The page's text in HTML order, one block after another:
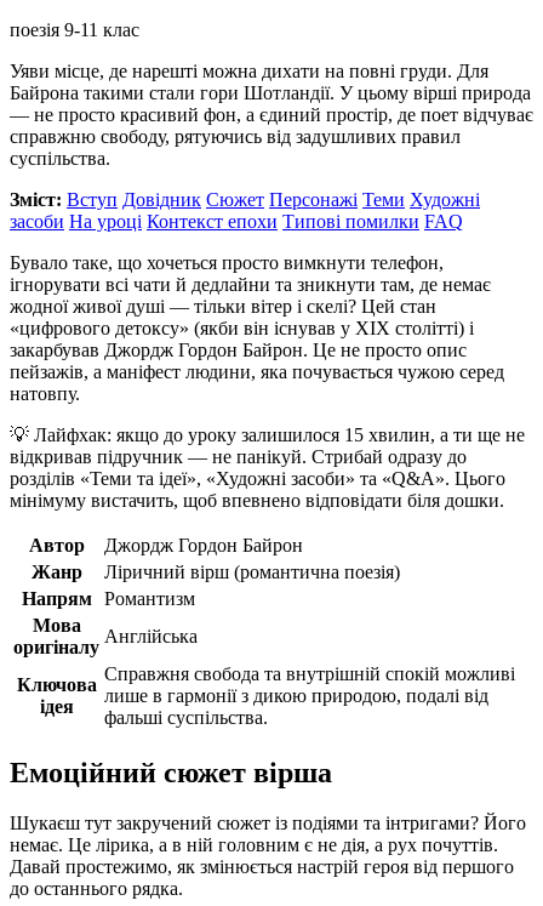
поезія 9-11 клас
Уяви місце, де нарешті можна дихати на повні груди. Для
Байрона такими стали гори Шотландії. У цьому вірші природа
— не просто красивий фон, а єдиний простір, де поет відчуває
справжню свободу, рятуючись від задушливих правил
суспільства.
Зміст: Вступ Довідник Сюжет Персонажі Теми Художні
засоби На уроці Контекст епохи Типові помилки FAQ
Бувало таке, що хочеться просто вимкнути телефон,
ігнорувати всі чати й дедлайни та зникнути там, де немає
жодної живої душі — тільки вітер і скелі? Цей стан
«цифрового детоксу» (якби він існував у XIX столітті) і
закарбував Джордж Гордон Байрон. Це не просто опис
пейзажів, а маніфест людини, яка почувається чужою серед
натовпу.
💡 Лайфхак: якщо до уроку залишилося 15 хвилин, а ти ще не
відкривав підручник — не панікуй. Стрибай одразу до
розділів «Теми та ідеї», «Художні засоби» та «Q&A». Цього
мінімуму вистачить, щоб впевнено відповідати біля дошки.
Автор
Джордж Гордон Байрон
Жанр
Ліричний вірш (романтична поезія)
Напрям
Романтизм
Мова
оригіналу
Англійська
Ключова
ідея
Справжня свобода та внутрішній спокій можливі
лише в гармонії з дикою природою, подалі від
фальші суспільства.
Емоційний сюжет вірша
Шукаєш тут закручений сюжет із подіями та інтригами? Його
немає. Це лірика, а в ній головним є не дія, а рух почуттів.
Давай простежимо, як змінюється настрій героя від першого
до останнього рядка.